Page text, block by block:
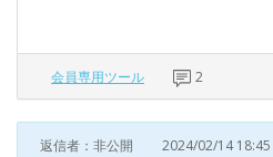
会員専用ツール 2
返信者：非公開 2024/02/14 18:45